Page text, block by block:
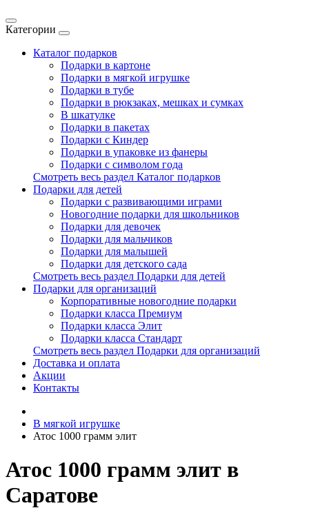
Категории
Каталог подарков
Подарки в картоне
Подарки в мягкой игрушке
Подарки в тубе
Подарки в рюкзаках, мешках и сумках
В шкатулке
Подарки в пакетах
Подарки с Киндер
Подарки в упаковке из фанеры
Подарки с символом года
Смотреть весь раздел Каталог подарков
Подарки для детей
Подарки с развивающими играми
Новогодние подарки для школьников
Подарки для девочек
Подарки для мальчиков
Подарки для малышей
Подарки для детского сада
Смотреть весь раздел Подарки для детей
Подарки для организаций
Корпоративные новогодние подарки
Подарки класса Премиум
Подарки класса Элит
Подарки класса Стандарт
Смотреть весь раздел Подарки для организаций
Доставка и оплата
Акции
Контакты
В мягкой игрушке
Атос 1000 грамм элит
Атос 1000 грамм элит в
Саратове